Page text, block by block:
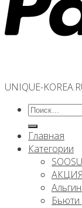
UNIQUE-
Искать:
Главная
Категории
Бьюти